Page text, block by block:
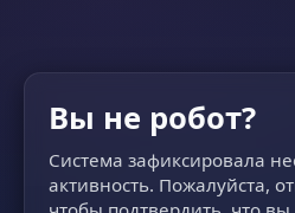
Вы не робот?
Система зафиксировала
активность. Пожалуйста,